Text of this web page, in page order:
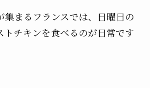
集まるフランスでは、日曜日の
トチキンを食べるのが日常です